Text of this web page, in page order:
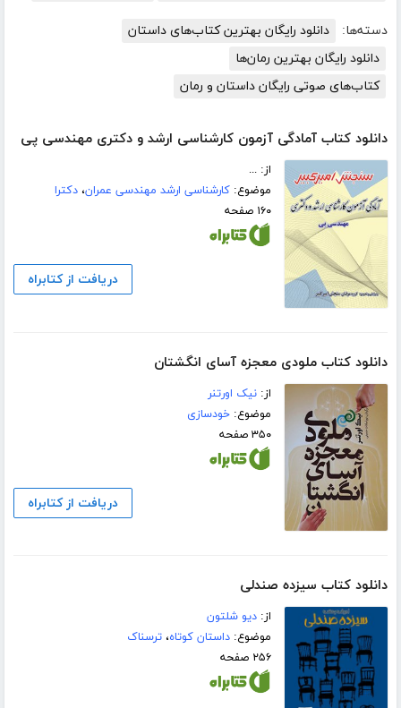
دسته‌ها:
دانلود رایگان بهترین کتاب‌های داستان
دانلود رایگان بهترین رمان‌ها
کتاب‌های صوتی رایگان داستان و رمان
دانلود کتاب آمادگی آزمون کارشناسی ارشد و دکتری مهندسی پی
از: ...
موضوع:کارشناسی ارشد مهندسی عمران،دکترا
۱۶۰ صفحه
دریافت از کتابراه
دانلود کتاب ملودی معجزه آسای انگشتان
از:نیک اورتنر
موضوع:خودسازی
۳۵۰ صفحه
دریافت از کتابراه
دانلود کتاب سیزده صندلی
از:دیو شلتون
موضوع:داستان کوتاه،ترسناک
۲۵۶ صفحه